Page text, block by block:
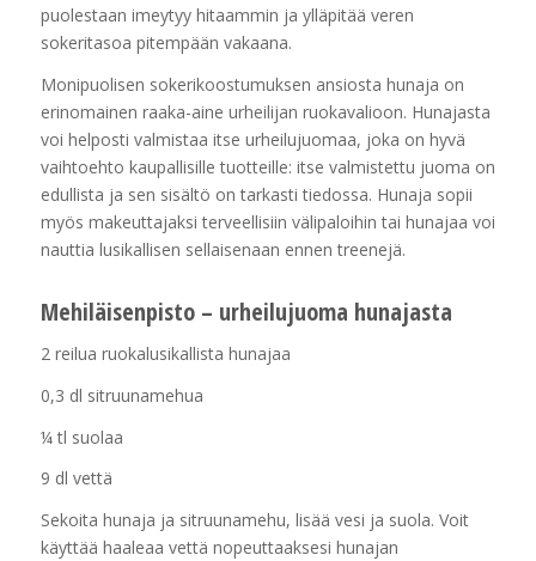
puolestaan imeytyy hitaammin ja ylläpitää veren
sokeritasoa pitempään vakaana.
Monipuolisen sokerikoostumuksen ansiosta hunaja on
erinomainen raaka-aine urheilijan ruokavalioon. Hunajasta
voi helposti valmistaa itse urheilujuomaa, joka on hyvä
vaihtoehto kaupallisille tuotteille: itse valmistettu juoma on
edullista ja sen sisältö on tarkasti tiedossa. Hunaja sopii
myös makeuttajaksi terveellisiin välipaloihin tai hunajaa voi
nauttia lusikallisen sellaisenaan ennen treenejä.
Mehiläisenpisto – urheilujuoma hunajasta
2 reilua ruokalusikallista hunajaa
0,3 dl sitruunamehua
¼ tl suolaa
9 dl vettä
Sekoita hunaja ja sitruunamehu, lisää vesi ja suola. Voit
käyttää haaleaa vettä nopeuttaaksesi hunajan